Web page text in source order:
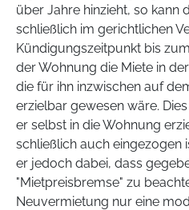
über Jahre hinzieht, so kann
schließlich im gerichtlichen
Kündigungszeitpunkt bis
der Wohnung die Miete in
die für ihn inzwischen auf
erzielbar gewesen wäre.
er selbst in die Wohnung
schließlich auch eingezogen
er jedoch dabei, dass
"Mietpreisbremse" zu
Neuvermietung nur eine